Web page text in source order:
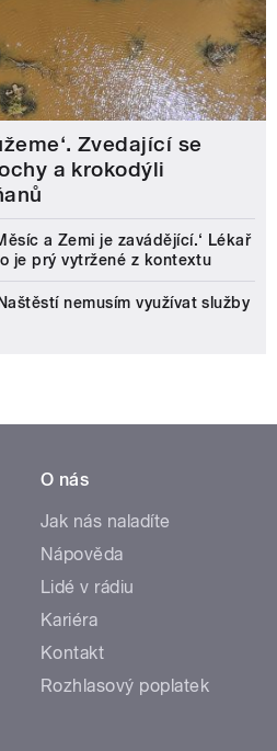
Zvedající se
a krokodýli
a Zemi je zavádějící.‘ Lékař
je prý vytržené z kontextu
nemusím využívat služby
O nás
Jak nás naladíte
Nápověda
Lidé v rádiu
Kariéra
Kontakt
Rozhlasový poplatek